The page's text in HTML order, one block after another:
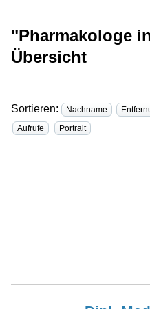
"Pharmakologe
Übersicht
Sortieren: Nachname
Aufrufe
Portrait